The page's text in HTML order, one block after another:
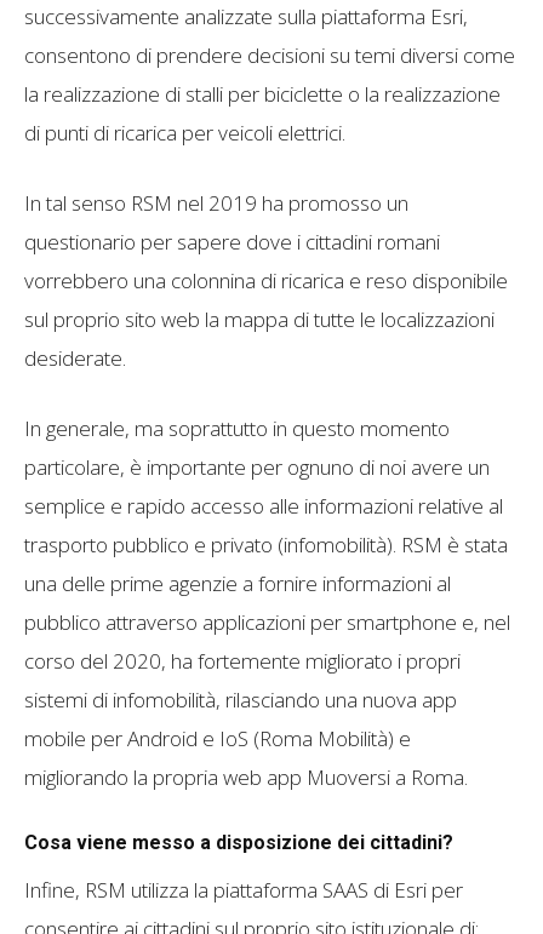
successivamente analizzate sulla piattaforma Esri,
consentono di prendere decisioni su temi diversi come
la realizzazione di stalli per biciclette o la realizzazione
di punti di ricarica per veicoli elettrici.
In tal senso RSM nel 2019 ha promosso un
questionario per sapere dove i cittadini romani
vorrebbero una colonnina di ricarica e reso disponibile
sul proprio sito web la mappa di tutte le localizzazioni
desiderate.
In generale, ma soprattutto in questo momento
particolare, è importante per ognuno di noi avere un
semplice e rapido accesso alle informazioni relative al
trasporto pubblico e privato (infomobilità). RSM è stata
una delle prime agenzie a fornire informazioni al
pubblico attraverso applicazioni per smartphone e, nel
corso del 2020, ha fortemente migliorato i propri
sistemi di infomobilità, rilasciando una nuova app
mobile per Android e IoS (Roma Mobilità) e
migliorando la propria web app Muoversi a Roma.
Cosa viene messo a disposizione dei cittadini?
Infine, RSM utilizza la piattaforma SAAS di Esri per
consentire ai cittadini sul proprio sito istituzionale di: